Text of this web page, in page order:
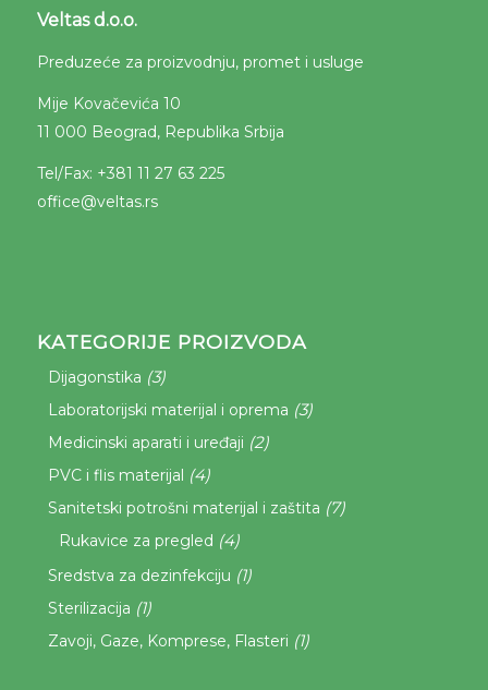
Veltas d.o.o.
Preduzeće za proizvodnju, promet i usluge
Mije Kovačevića 10
11 000 Beograd, Republika Srbija
Tel/Fax: +381 11 27 63 225
office@veltas.rs
KATEGORIJE PROIZVODA
Dijagonstika (3)
Laboratorijski materijal i oprema (3)
Medicinski aparati i uređaji (2)
PVC i flis materijal (4)
Sanitetski potrošni materijal i zaštita (7)
Rukavice za pregled (4)
Sredstva za dezinfekciju (1)
Sterilizacija (1)
Zavoji, Gaze, Komprese, Flasteri (1)